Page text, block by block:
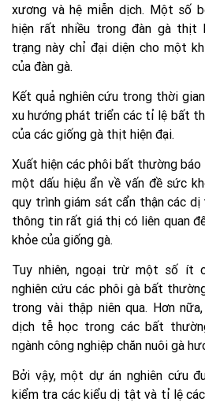
xương và hệ miễn dịch. Một số
hiện rất nhiều trong đàn gà thịt
trạng này chỉ đại diện cho một
của đàn gà.
Kết quả nghiên cứu trong thời
xu hướng phát triển các tỉ lệ bất
của các giống gà thịt hiện đại.
Xuất hiện các phôi bất thường
một dấu hiệu ẩn về vấn đề sức
quy trình giám sát cẩn thận các
thông tin rất giá thị có liên quan
khỏe của giống gà.
Tuy nhiên, ngoại trừ một số ít
nghiên cứu các phôi gà bất
trong vài thập niên qua. Hơn
dịch tễ học trong các bất
ngành công nghiệp chăn nuôi gà
Bởi vậy, một dự án nghiên cứu
kiểm tra các kiểu dị tật và tỉ lệ